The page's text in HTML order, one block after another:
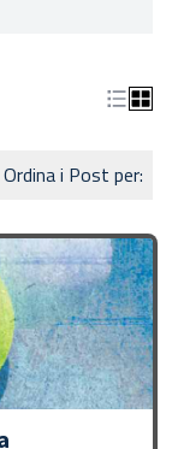
Ordina i Post per: